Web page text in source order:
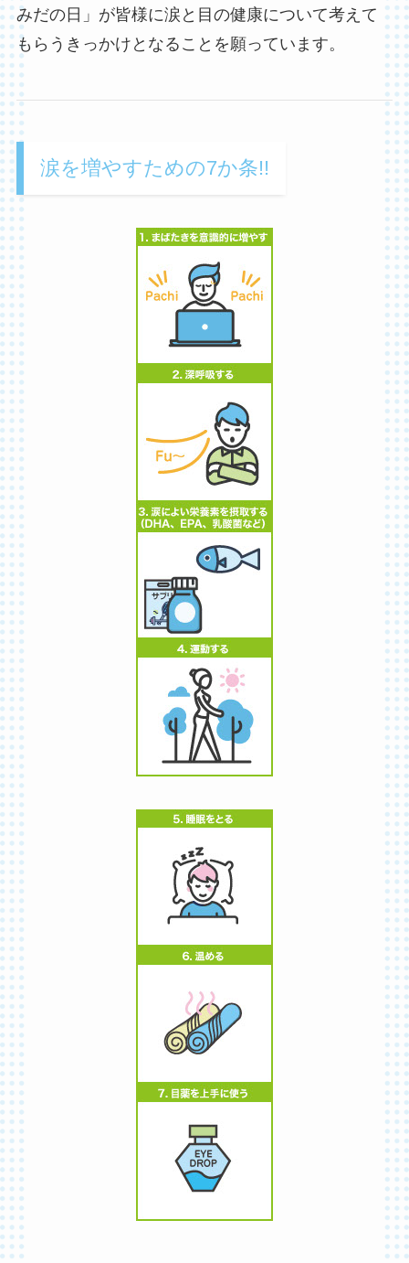
みだの日」が皆様に涙と目の健康について考えて
もらうきっかけとなることを願っています。
涙を増やすための7か条!!